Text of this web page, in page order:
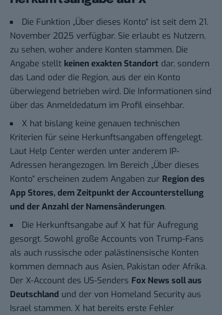
Die Funktion „Über dieses Konto“ ist seit dem 21.
November 2025 verfügbar. Sie erlaubt es Nutzern,
zu sehen, woher andere Konten stammen. Die
Angabe stellt keinen exakten Standort dar, sondern
das Land oder die Region, aus der ein Konto
überwiegend betrieben wird. Die Informationen sind
über das Anmeldedatum im Profil einsehbar.
X hat bislang keine genauen technischen
Kriterien für seine Herkunftsangaben offengelegt.
Laut Help Center werden unter anderem IP-
Adressen herangezogen. Im Bereich „Über dieses
Konto“ erscheinen zudem Angaben zur Region des
App Stores, dem Zeitpunkt der Accounterstellung
und der Anzahl der Namensänderungen.
Die Herkunftsangabe auf X hat für Aufregung
gesorgt. Sowohl große Accounts von Trump-Fans
als auch russische oder palästinensische Konten
kommen demnach aus Asien, Pakistan oder Afrika.
Der X-Account des US-Senders Fox News soll aus
Deutschland und der von Homeland Security aus
Israel stammen. X hat bereits erste Fehler